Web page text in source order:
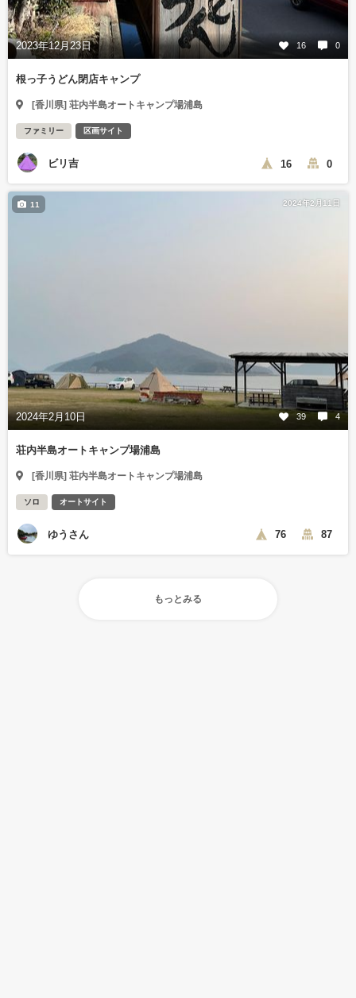
2023年12月23日 16 0
根っ子うどん閉店キャンプ
[香川県] 荘内半島オートキャンプ場浦島
ファミリー 区画サイト
ビリ吉 16 0
2024年2月11日
2024年2月10日 39 4
11
荘内半島オートキャンプ場浦島
[香川県] 荘内半島オートキャンプ場浦島
ソロ オートサイト
ゆうさん 76 87
もっとみる